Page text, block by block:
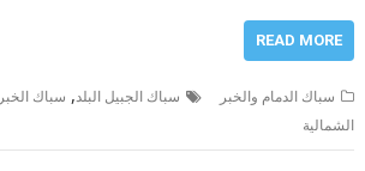
READ MORE
سباك الدمام والخبر سباك الجبيل البلد, سباك الخبر
الشمالية